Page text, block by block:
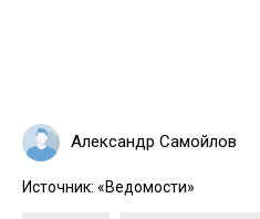
Александр Самойлов
Источник: «Ведомости»